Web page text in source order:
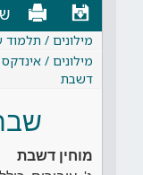
מילונים /
מילונים /
דשבת
מוחין דשבת